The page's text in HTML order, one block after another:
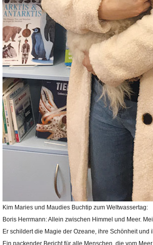
Kim Maries und Maudies Buchtip zum Weltwassertag:
Boris Herrmann: Allein zwischen Himmel und Meer.
Er schildert die Magie der Ozeane, ihre Schönheit